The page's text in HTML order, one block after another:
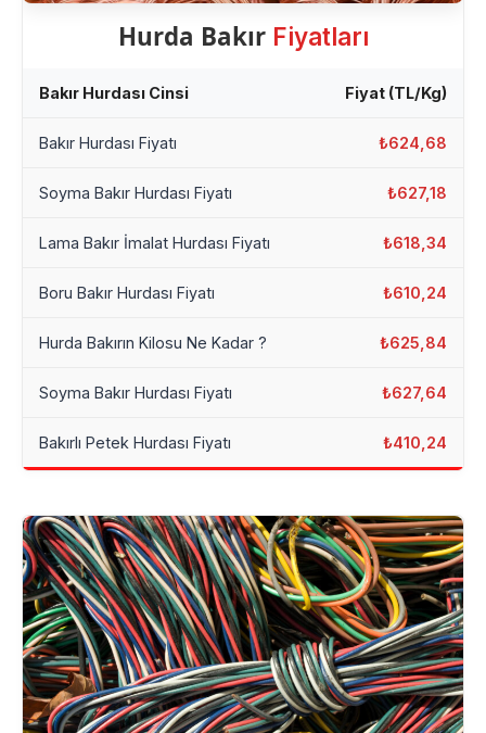
Hurda Bakır Fiyatları
Bakır Hurdası Cinsi Fiyat (TL/Kg)
Bakır Hurdası Fiyatı ₺624,68
Soyma Bakır Hurdası Fiyatı ₺627,18
Lama Bakır İmalat Hurdası Fiyatı ₺618,34
Boru Bakır Hurdası Fiyatı ₺610,24
Hurda Bakırın Kilosu Ne Kadar ? ₺625,84
Soyma Bakır Hurdası Fiyatı ₺627,64
Bakırlı Petek Hurdası Fiyatı ₺410,24